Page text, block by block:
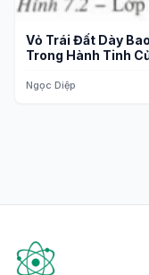
Vỏ Trái Đất Dày
Trong Hành Tinh
Ngọc Diệp